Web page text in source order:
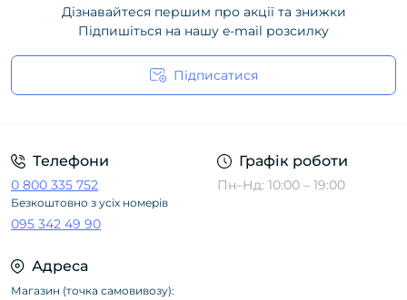
Дізнавайтеся першим про акції та знижки
Підпишіться на нашу e-mail розсилку
Підписатися
Телефони
0 800 335 752
Безкоштовно з усіх номерів
095 342 49 90
Графік роботи
Пн–Нд: 10:00 – 19:00
Адреса
Магазин (точка самовивозу):